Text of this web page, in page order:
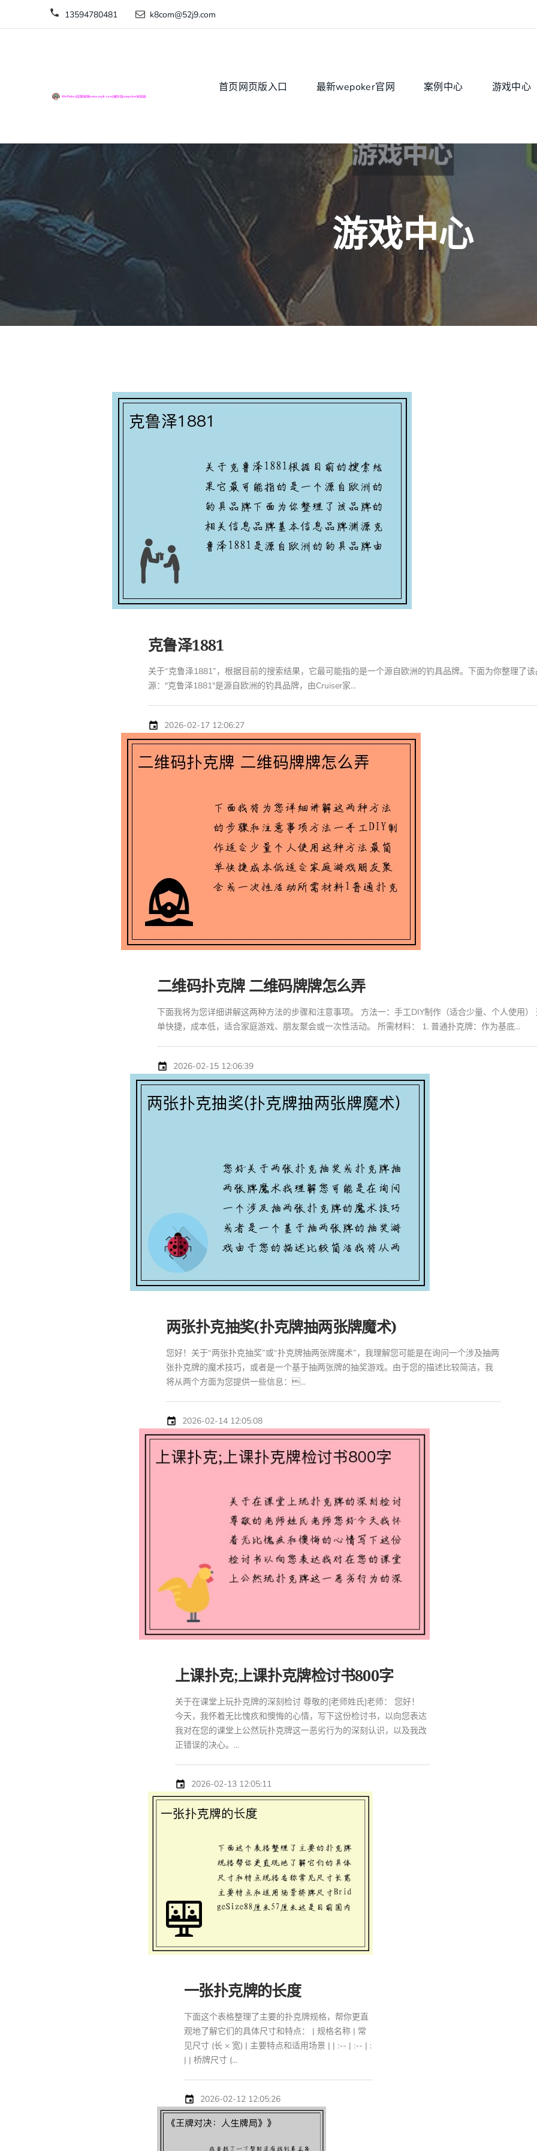
13594780481 k8com@52j9.com
首页网页版入口 最新wepoker官网 案例中心 游戏中心
游戏中心
克鲁泽1881
关于“克鲁泽1881”，根据目前的搜索结果，它最可能指的是一个源自欧洲的钓具品牌。下面为你整理了
源："克鲁泽1881"是源自欧洲的钓具品牌，由Cruiser家...
2026-02-17 12:06:27
二维码扑克牌 二维码牌牌怎么弄
下面我将为您详细讲解这两种方法的步骤和注意事项。 方法一：手工DIY制作（适合少量、个人使用）
单快捷，成本低，适合家庭游戏、朋友聚会或一次性活动。 所需材料： 1. 普通扑克牌：作为基底...
2026-02-15 12:06:39
两张扑克抽奖(扑克牌抽两张牌魔术)
您好！关于“两张扑克抽奖”或“扑克牌抽两张牌魔术”，我理解您可能是在询问一个涉及抽两
张扑克牌的魔术技巧，或者是一个基于抽两张牌的抽奖游戏。由于您的描述比较简洁，我
将从两个方面为您提供一些信息：...
2026-02-14 12:05:08
上课扑克;上课扑克牌检讨书800字
关于在课堂上玩扑克牌的深刻检讨 尊敬的[老师姓氏]老师： 您好！
今天，我怀着无比愧疚和懊悔的心情，写下这份检讨书，以向您表达
我对在您的课堂上公然玩扑克牌这一恶劣行为的深刻认识，以及我改
正错误的决心。...
2026-02-13 12:05:11
一张扑克牌的长度
下面这个表格整理了主要的扑克牌规格，帮你更直
观地了解它们的具体尺寸和特点： | 规格名称 | 常
见尺寸 (长 × 宽) | 主要特点和适用场景 | | :-- | :-- | :
| | 桥牌尺寸 (...
2026-02-12 12:05:26